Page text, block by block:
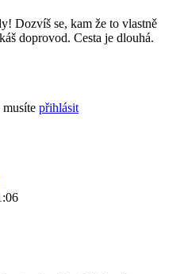
Dozvíš se, kam že to vlastně
doprovod. Cesta je dlouhá.
přihlásit